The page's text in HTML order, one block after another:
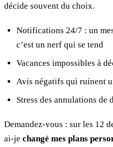
décide souvent du choix.
Notifications 24/7 : un
c’est un nerf qui se tend
Vacances impossibles à
Avis négatifs qui ruinent
Stress des annulations de
Demandez-vous : sur les 12
ai-je changé mes plans